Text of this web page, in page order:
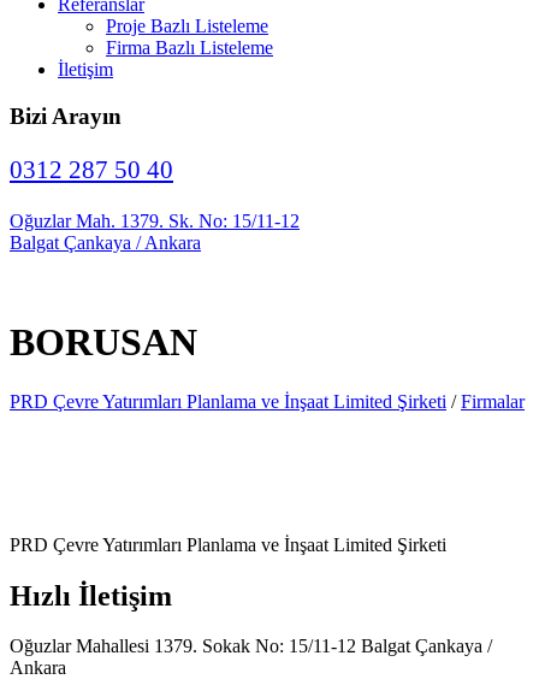
Referanslar
Proje Bazlı Listeleme
Firma Bazlı Listeleme
İletişim
Bizi Arayın
0312 287 50 40
Oğuzlar Mah. 1379. Sk. No: 15/11-12
Balgat Çankaya / Ankara
BORUSAN
PRD Çevre Yatırımları Planlama ve İnşaat Limited Şirketi /Firmalar
PRD Çevre Yatırımları Planlama ve İnşaat Limited Şirketi
Hızlı İletişim
Oğuzlar Mahallesi 1379. Sokak No: 15/11-12 Balgat Çankaya /
Ankara